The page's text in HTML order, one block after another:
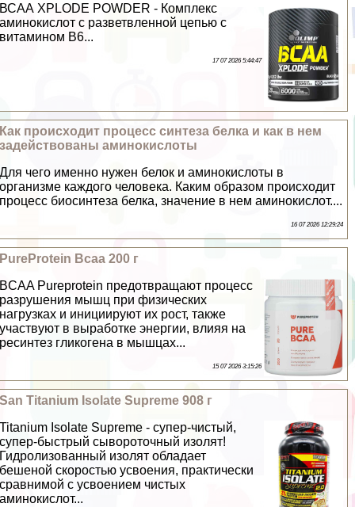
ВСАА XPLODE POWDER - Комплекс
аминокислот с разветвленной цепью с
витамином В6...
17 07 2026 5:44:47
Как происходит процесс синтеза белка и как в нем
задействованы аминокислоты
Для чего именно нужен белок и аминокислоты в
организме каждого человека. Каким образом происходит
процесс биосинтеза белка, значение в нем аминокислот....
16 07 2026 12:29:24
PureProtein Bcaa 200 г
BCAA Pureprotein предотвращают процесс
разрушения мышц при физических
нагрузках и инициируют их рост, также
участвуют в выработке энергии, влияя на
ресинтез гликогена в мышцах...
15 07 2026 3:15:26
San Titanium Isolate Supreme 908 г
Titanium Isolate Supreme - супер-чистый,
супер-быстрый сывороточный изолят!
Гидролизованный изолят обладает
бешеной скоростью усвоения, пpaктически
сравнимой с усвоением чистых
аминокислот...